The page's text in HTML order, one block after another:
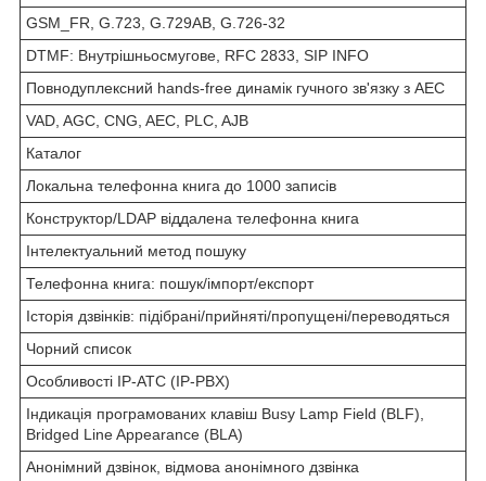
GSM_FR, G.723, G.729AB, G.726-32
DTMF: Внутрішньосмугове, RFC 2833, SIP INFO
Повнодуплексний hands-free динамік гучного зв'язку з AEC
VAD, AGC, CNG, AEC, PLC, AJB
Каталог
Локальна телефонна книга до 1000 записів
Конструктор/LDAP віддалена телефонна книга
Інтелектуальний метод пошуку
Телефонна книга: пошук/імпорт/експорт
Історія дзвінків: підібрані/прийняті/пропущені/переводяться
Чорний список
Особливості IP-АТС (IP-PBX)
Індикація програмованих клавіш Busy Lamp Field (BLF),
Bridged Line Appearance (BLA)
Анонімний дзвінок, відмова анонімного дзвінка